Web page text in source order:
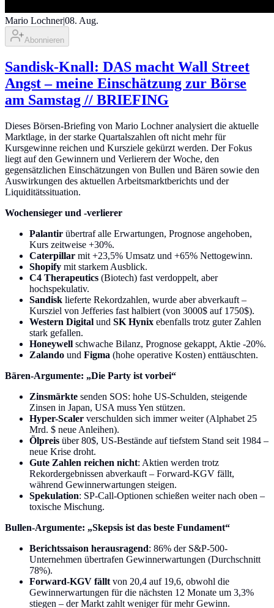
Mario Lochner|08. Aug.
Abonnieren
Sandisk-Knall: DAS macht Wall Street
Angst – meine Einschätzung zur Börse
am Samstag // BRIEFING
Dieses Börsen-Briefing von Mario Lochner analysiert die aktuelle
Marktlage, in der starke Quartalszahlen oft nicht mehr für
Kursgewinne reichen und Kursziele gekürzt werden. Der Fokus
liegt auf den Gewinnern und Verlierern der Woche, den
gegensätzlichen Einschätzungen von Bullen und Bären sowie den
Auswirkungen des aktuellen Arbeitsmarktberichts und der
Liquiditätssituation.
Wochensieger und -verlierer
Palantir übertraf alle Erwartungen, Prognose angehoben,
Kurs zeitweise +30%.
Caterpillar mit +23,5% Umsatz und +65% Nettogewinn.
Shopify mit starkem Ausblick.
C4 Therapeutics (Biotech) fast verdoppelt, aber
hochspekulativ.
Sandisk lieferte Rekordzahlen, wurde aber abverkauft –
Kursziel von Jefferies fast halbiert (von 3000$ auf 1750$).
Western Digital und SK Hynix ebenfalls trotz guter Zahlen
stark gefallen.
Honeywell schwache Bilanz, Prognose gekappt, Aktie -20%.
Zalando und Figma (hohe operative Kosten) enttäuschten.
Bären-Argumente: „Die Party ist vorbei“
Zinsmärkte senden SOS: hohe US-Schulden, steigende
Zinsen in Japan, USA muss Yen stützen.
Hyper-Scaler verschulden sich immer weiter (Alphabet 25
Mrd. $ neue Anleihen).
Ölpreis über 80$, US-Bestände auf tiefstem Stand seit 1984 –
neue Krise droht.
Gute Zahlen reichen nicht: Aktien werden trotz
Rekordergebnissen abverkauft – Forward-KGV fällt,
während Gewinnerwartungen steigen.
Spekulation: SP-Call-Optionen schießen weiter nach oben –
toxische Mischung.
Bullen-Argumente: „Skepsis ist das beste Fundament“
Berichtssaison herausragend: 86% der S&P-500-
Unternehmen übertrafen Gewinnerwartungen (Durchschnitt
78%).
Forward-KGV fällt von 20,4 auf 19,6, obwohl die
Gewinnerwartungen für die nächsten 12 Monate um 3,3%
stiegen – der Markt zahlt weniger für mehr Gewinn.